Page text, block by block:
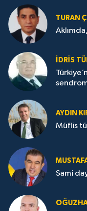
TURAN
İDRİS
AYDIN
Müflis
Sami